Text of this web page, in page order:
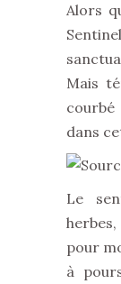
Alors
Mais
dans
Le
pour
à